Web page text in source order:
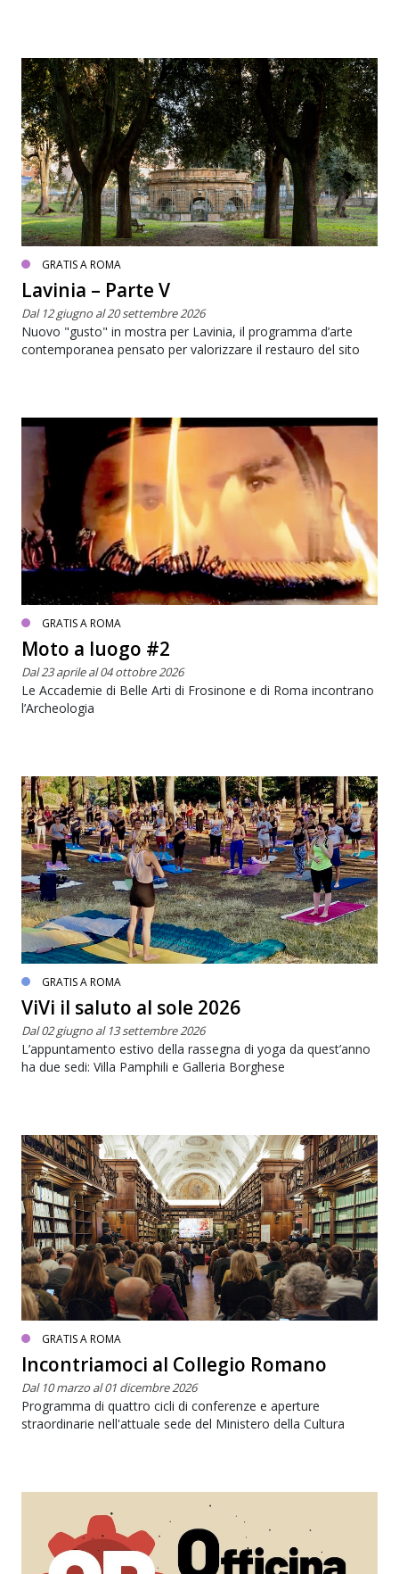
GRATIS A ROMA
Lavinia – Parte V
Dal 12 giugno al 20 settembre 2026
Nuovo "gusto" in mostra per Lavinia, il programma d’arte
contemporanea pensato per valorizzare il restauro del sito
GRATIS A ROMA
Moto a luogo #2
Dal 23 aprile al 04 ottobre 2026
Le Accademie di Belle Arti di Frosinone e di Roma incontrano
l’Archeologia
GRATIS A ROMA
ViVi il saluto al sole 2026
Dal 02 giugno al 13 settembre 2026
L’appuntamento estivo della rassegna di yoga da quest’anno
ha due sedi: Villa Pamphili e Galleria Borghese
GRATIS A ROMA
Incontriamoci al Collegio Romano
Dal 10 marzo al 01 dicembre 2026
Programma di quattro cicli di conferenze e aperture
straordinarie nell'attuale sede del Ministero della Cultura